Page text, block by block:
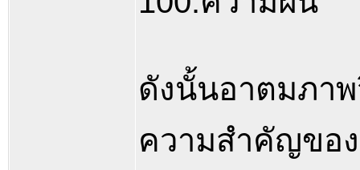
ดังนั้นอาตมภา
ความสำคัญของ